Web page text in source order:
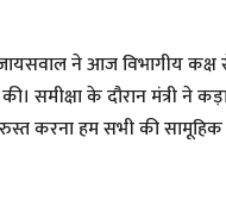
ने आज विभागीय कक्ष
समीक्षा के दौरान मंत्री ने
करना हम सभी की